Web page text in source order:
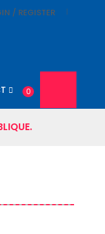
/ REGISTER
0